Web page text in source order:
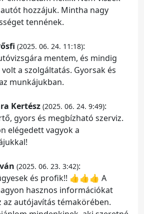
hozzájuk. Mintha nagy
tennének.
(2025. 06. 24. 11:18):
mentem, és mindig
a szolgáltatás. Gyorsak és
munkájukban.
Kertész (2025. 06. 24. 9:49):
gyors és megbízható szerviz.
elégedett vagyok a
(2025. 06. 23. 3:42):
és profik!! 👍👍👍 A
hasznos információkat
az autójavítás témakörében.